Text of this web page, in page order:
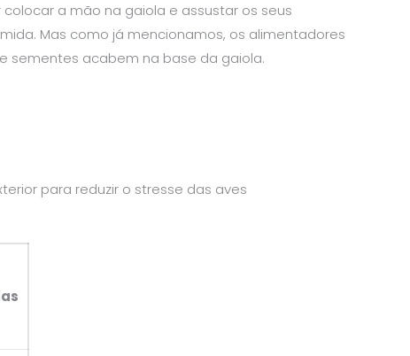
a mão na gaiola e assustar os seus
Mas como já mencionamos, os alimentadores
sementes acabem na base da gaiola.
para reduzir o stresse das aves